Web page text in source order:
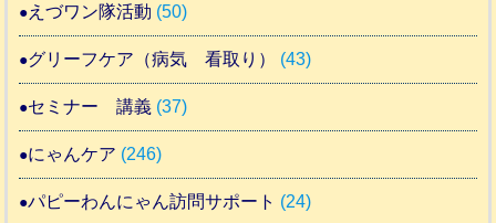
えづワン隊活動 (50)
グリーフケア（病気 看取り） (43)
セミナー 講義 (37)
にゃんケア (246)
パピーわんにゃん訪問サポート (24)